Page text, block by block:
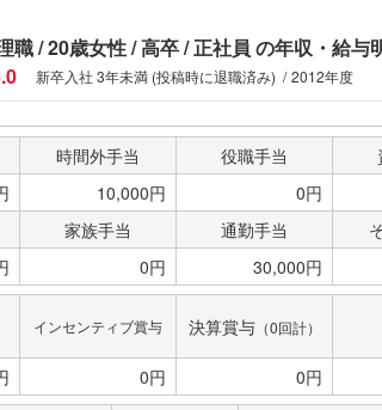
職 20歳女性 高卒 正社員 の年収・給与
新卒入社 3年未満 (投稿時に退職済み) 2012年度
時間外手当 役職手当
10,000円 0円
家族手当 通勤手当
0円 30,000円
インセンティブ賞与 決算賞与（0回計）
0円 0円